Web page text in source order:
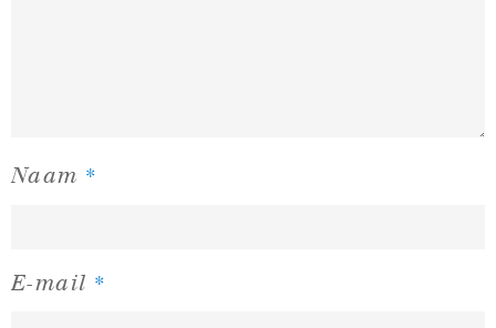
Naam *
E-mail *